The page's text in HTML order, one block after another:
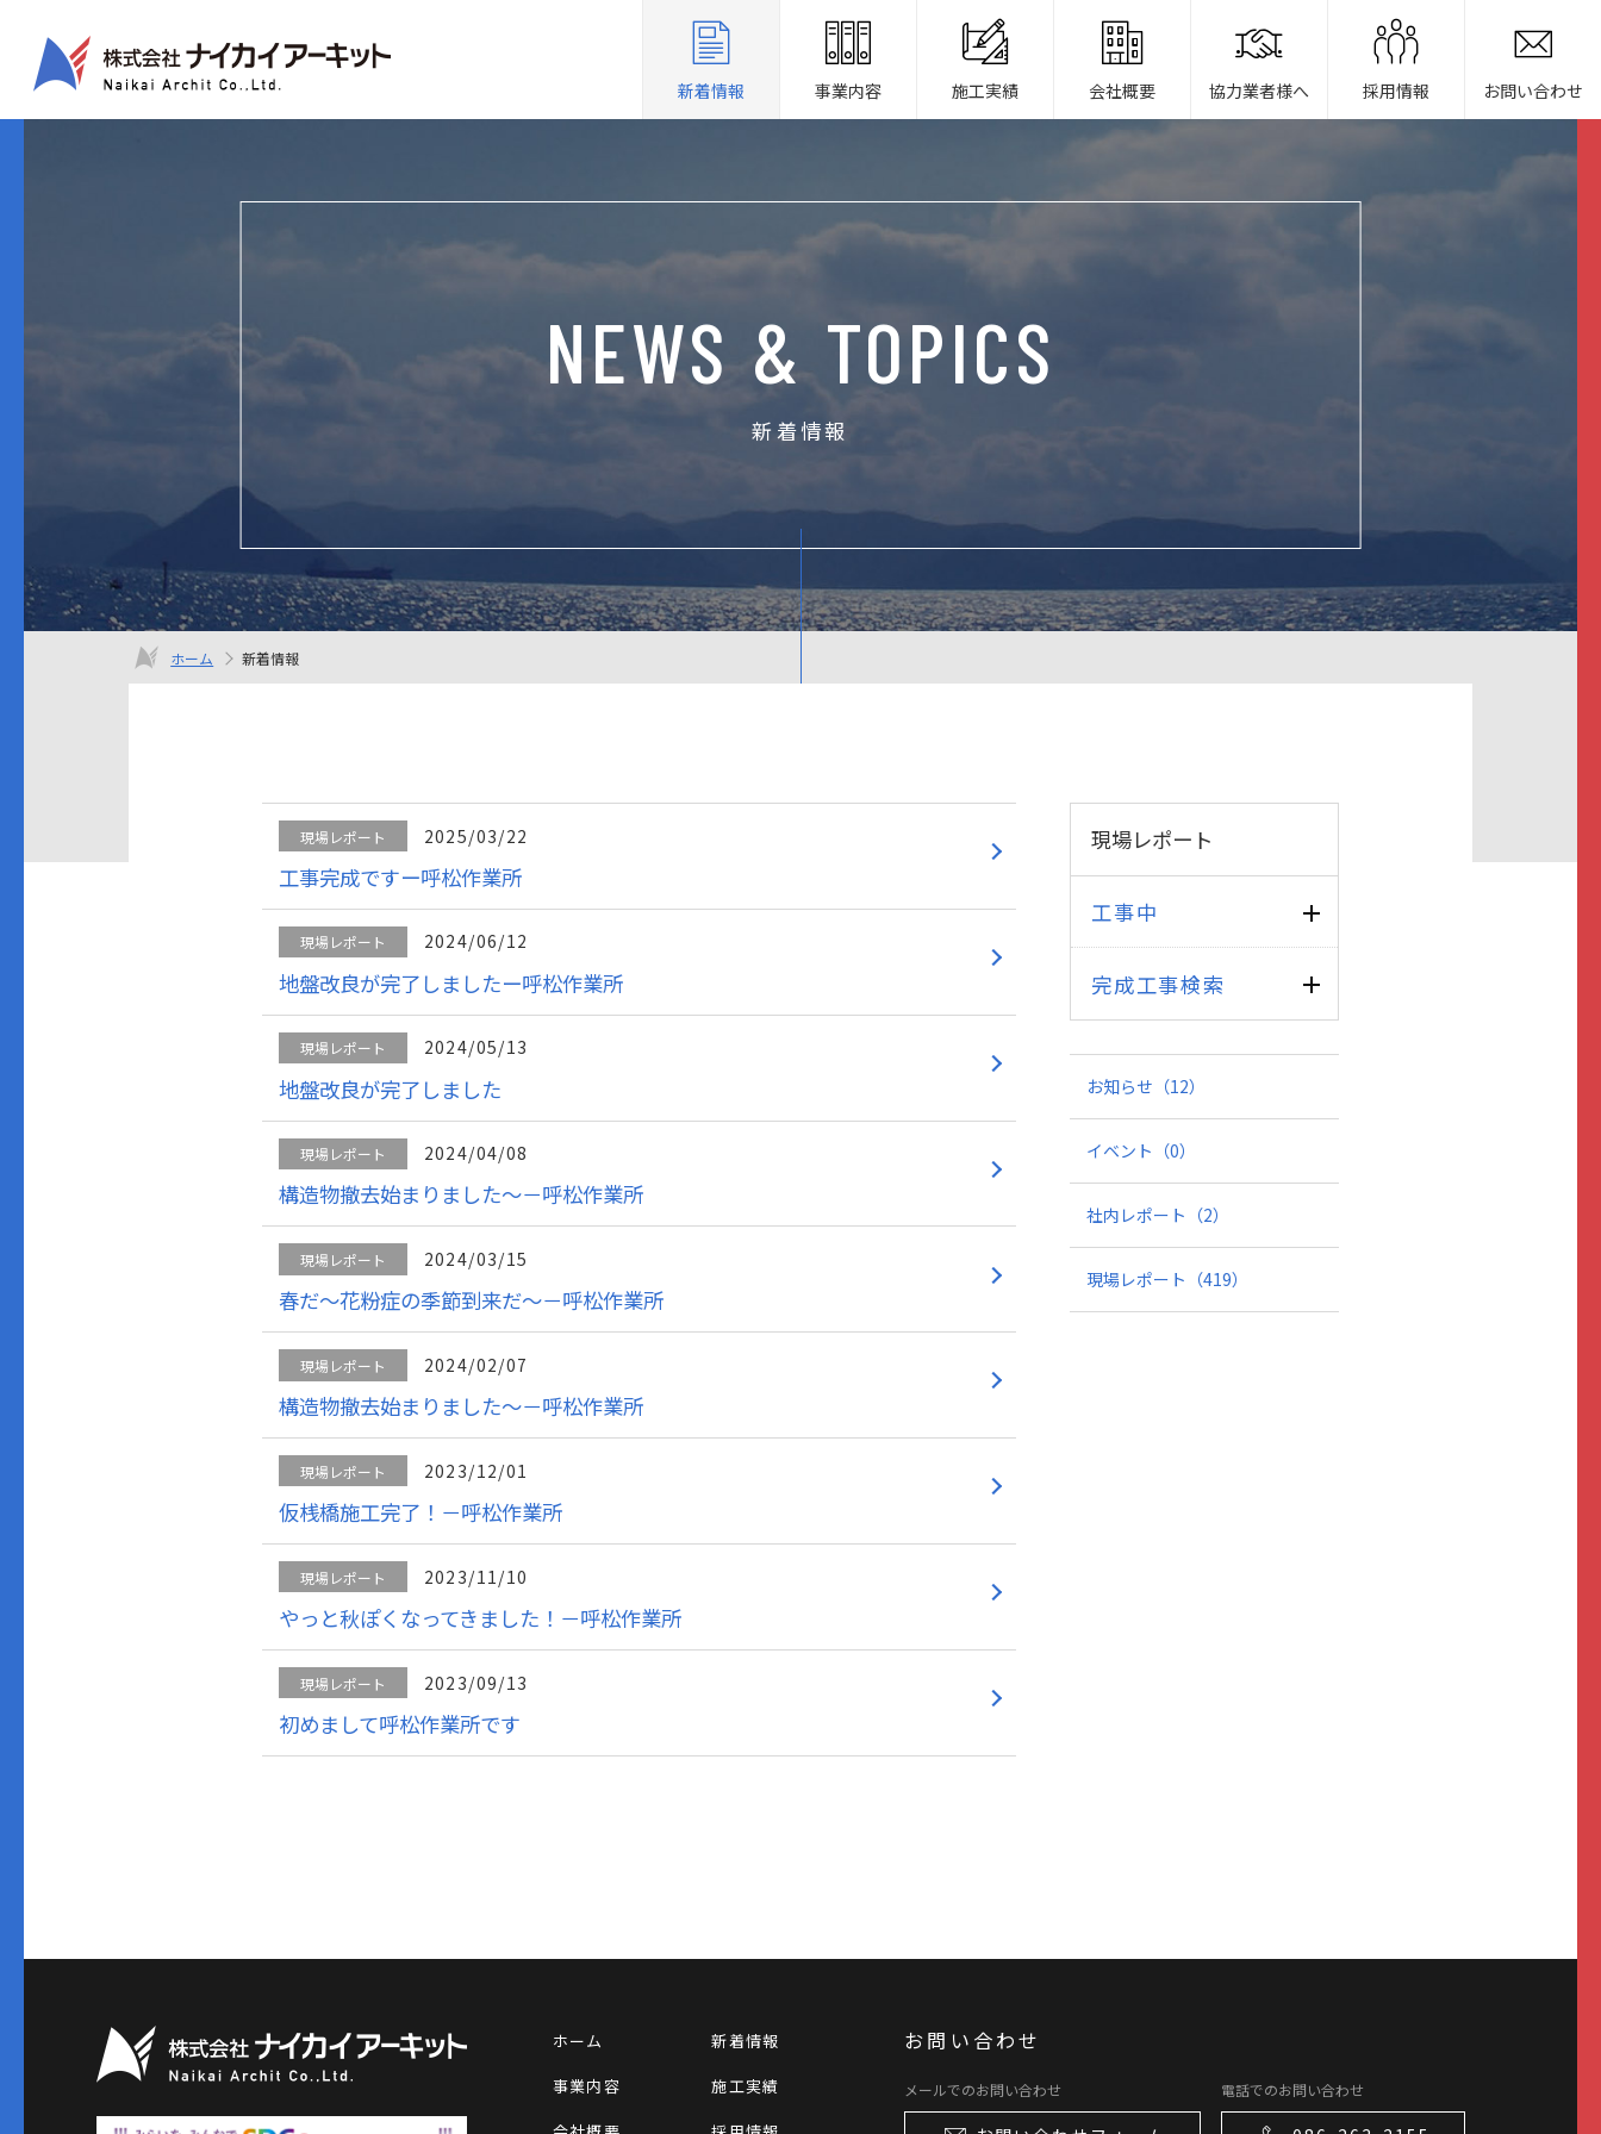
新着情報 事業内容 施工実績 会社概要 協力業者様へ 採用情報 お問い合わせ
NEWS & TOPICS
新着情報
ホーム 新着情報
現場レポート 2025/03/22
工事完成ですー呼松作業所
現場レポート 2024/06/12
地盤改良が完了しましたー呼松作業所
現場レポート 2024/05/13
地盤改良が完了しました
現場レポート 2024/04/08
構造物撤去始まりました～－呼松作業所
現場レポート 2024/03/15
春だ～花粉症の季節到来だ～－呼松作業所
現場レポート 2024/02/07
構造物撤去始まりました～－呼松作業所
現場レポート 2023/12/01
仮桟橋施工完了！－呼松作業所
現場レポート 2023/11/10
やっと秋ぽくなってきました！－呼松作業所
現場レポート 2023/09/13
初めまして呼松作業所です
現場レポート
工事中
完成工事検索
お知らせ （12）
イベント （0）
社内レポート （2）
現場レポート （419）
ホーム 新着情報
事業内容 施工実績
お問い合わせ
メールでのお問い合わせ 電話でのお問い合わせ